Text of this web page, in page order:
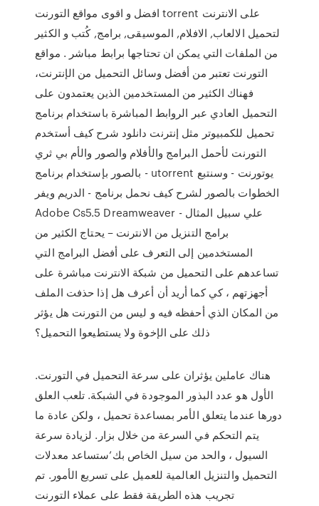
افضل و اقوى مواقع التورنت torrent على الانترنت
لتحميل الالعاب, الافلام, الموسيقى, برامج, كُتب و الكثير
من الملفات التي يمكن ان تحتاجها برابط مباشر . مواقع
التورنت تعتبر من أفضل وسائل التحميل من الإنترنت،
فهناك الكثير من المستخدمين الذين يعتمدون على
التحميل العادي عبر الروابط المباشرة باستخدام برنامج
تحميل للكمبيوتر مثل إنترنت دانلود شرح كيف أستخدم
التورنت لأحمل البرامج والأفلام والصور والأم بي ثري
بالصور بإستخدام برنامج - utorrent يوتورنت - وسنتبع
الخطوات بالصور لشرح كيف نحمل برنامج - الدريم ويفر
Adobe Cs5.5 Dreamweaver - علي سبيل المثال
برامج التنزيل من الانترنت – يحتاج الكثير من
المستخدمين إلى التعرف على أفضل البرامج التي
تساعدهم على التحميل من شبكة الانترنت مباشرة على
أجهزتهم ، كي كما أريد أن أعرف هل إذا حذفت الملف
من المكان الذي أحفظه فيه و ليس من التورنت هل يؤثر
ذلك على الإخوة ولا يستطيعوا التحميل؟
هناك عاملين يؤثران على سرعة التحميل في التورنت.
الأول هو عدد البذور الموجودة في الشبكة. تلعب العلق
دورها عندما يتعلق الأمر بمساعدة تحميل ، ولكن عادة ما
يتم التحكم في السرعة من خلال بزار. لزيادة سرعة
السيول ، والحد من سيل الخاص بك’ستساعد معدلات
التحميل والتنزيل العالمية للعميل على تسريع الأمور. تم
تجريب هذه الطريقة فقط على عملاء التورنت